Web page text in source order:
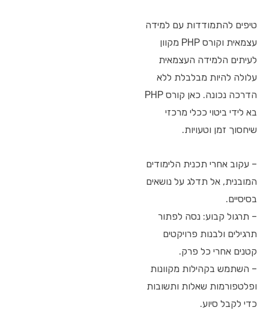
טיפים להתמודדות עם למידה
עצמאית וקורס PHP מקוון
לעיתים הלמידה העצמאית
עלולה להיות מבלבלת ללא
הדרכה נכונה. כאן קורס PHP
בא לידי ביטוי ככלי מרכזי
שיחסוך זמן וטעויות.
– עקוב אחרי תכנית הלימודים
המובנית, אל תדלג על נושאים
בסיסיים.
– תרגול קבוע: נסה לפתור
תרגילים ולבנות פרויקטים
קטנים אחרי כל פרק.
– השתמש בקהילות מקוונות
ופלטפורמות שאלות ותשובות
כדי לקבל סיוע.